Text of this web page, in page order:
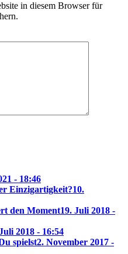
in diesem Browser für
- 18:46
Einzigartigkeit?10.
den Moment19. Juli 2018 -
2018 - 16:54
spielst2. November 2017 -